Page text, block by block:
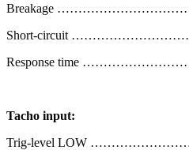
Breakage
Short-circuit
Response time
Tacho input:
Trig-level LOW